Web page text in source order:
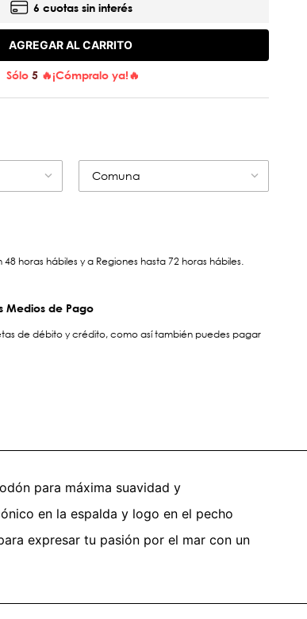
6 cuotas sin interés
AGREGAR AL CARRITO
Sólo 5🔥¡Cómpralo ya!🔥
Comuna
horas hábiles y a Regiones hasta 72 horas hábiles.
Medios de Pago
de débito y crédito, como así también puedes pagar
para máxima suavidad y
en la espalda y logo en el pecho
expresar tu pasión por el mar con un